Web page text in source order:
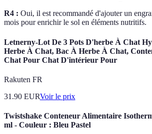
R4 : Oui, il est recommandé d'ajouter un
mois pour enrichir le sol en éléments nutritifs.
Letnerny-Lot De 3 Pots D'herbe À Chat
Herbe À Chat, Bac À Herbe À Chat,
Chat Pour Chat D'intérieur Pour
Rakuten FR
31.90 EURVoir le prix
Twistshake Conteneur Alimentaire
ml - Couleur : Bleu Pastel